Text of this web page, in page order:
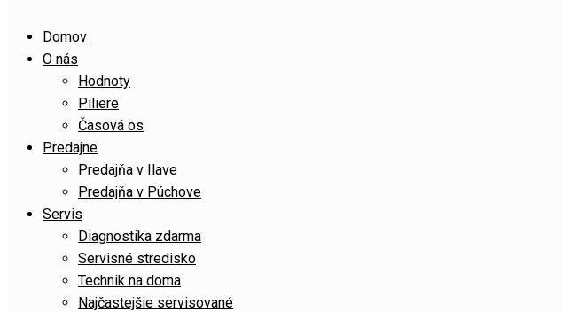
Domov
O nás
Hodnoty
Piliere
Časová os
Predajne
Predajňa v Ilave
Predajňa v Púchove
Servis
Diagnostika zdarma
Servisné stredisko
Technik na doma
Najčastejšie servisované